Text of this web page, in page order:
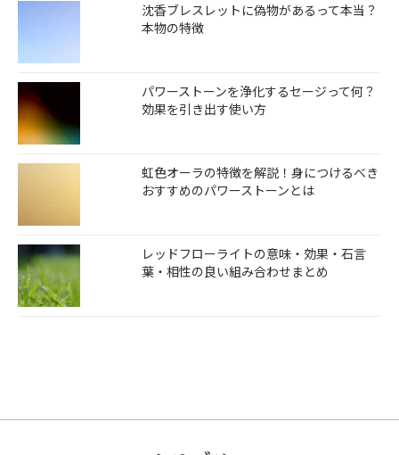
沈香ブレスレットに偽物があるって本当？
本物の特徴
パワーストーンを浄化するセージって何？
効果を引き出す使い方
虹色オーラの特徴を解説！身につけるべき
おすすめのパワーストーンとは
レッドフローライトの意味・効果・石言
葉・相性の良い組み合わせまとめ